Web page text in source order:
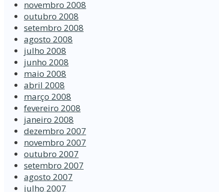
novembro 2008
outubro 2008
setembro 2008
agosto 2008
julho 2008
junho 2008
maio 2008
abril 2008
março 2008
fevereiro 2008
janeiro 2008
dezembro 2007
novembro 2007
outubro 2007
setembro 2007
agosto 2007
julho 2007